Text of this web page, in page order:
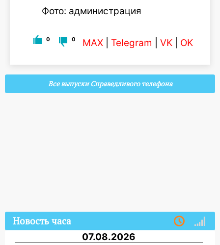
Фото: администрация
0 0 MAX Telegram VK OK
Все выпуски Справедливого телефона
Новость часа
07.08.2026